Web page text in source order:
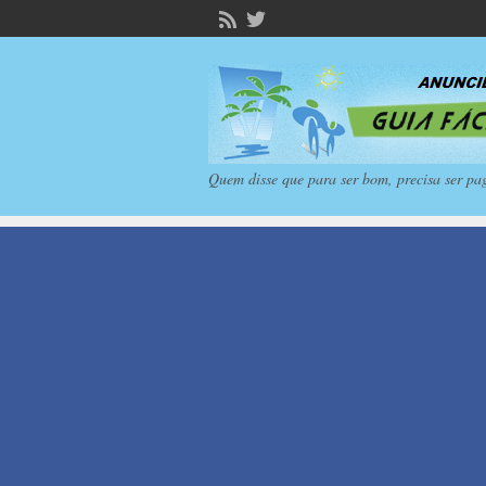
Quem disse que para ser bom, precisa ser